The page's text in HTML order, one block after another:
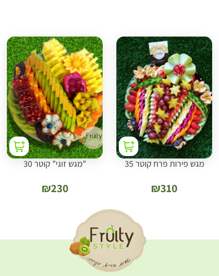
מגש פירות פרח קוטר 35
₪310
"מגש זוגי" קוטר 30
₪230